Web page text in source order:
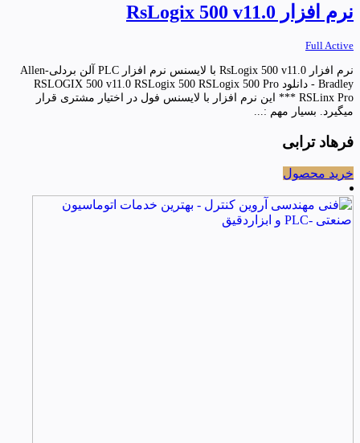
نرم افزار RsLogix 500 v11.0
Full Active
نرم افزار RsLogix 500 v11.0 با لایسنس نرم افزار PLC آلن بردلی-Allen
Bradley - دانلود RSLOGIX 500 v11.0 RSLogix 500 RSLogix 500 Pro
RSLinx Pro *** این نرم افزار با لایسنس فول در اختیار مشتری قرار
میگیرد. بسیار مهم :...
فرهاد ترابی
خرید محصول